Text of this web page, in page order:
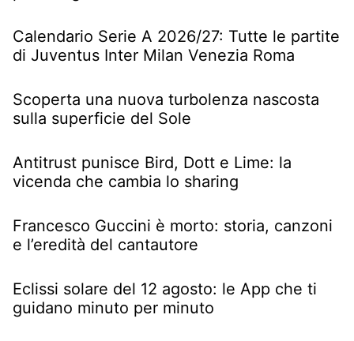
Calendario Serie A 2026/27: Tutte le partite
di Juventus Inter Milan Venezia Roma
Scoperta una nuova turbolenza nascosta
sulla superficie del Sole
Antitrust punisce Bird, Dott e Lime: la
vicenda che cambia lo sharing
Francesco Guccini è morto: storia, canzoni
e l’eredità del cantautore
Eclissi solare del 12 agosto: le App che ti
guidano minuto per minuto